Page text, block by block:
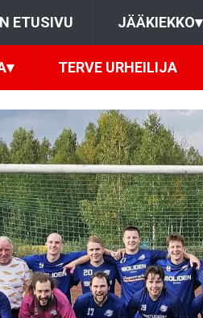
ETUSIVU JÄÄKIEKKO▾
▾ TERVE URHEILIJA